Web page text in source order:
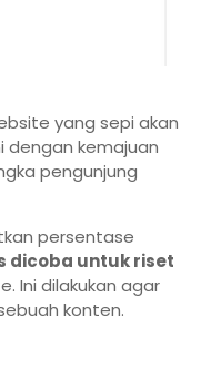
yang sepi akan
dengan kemajuan
pengunjung
persentase
dicoba untuk riset
Ini dilakukan agar
konten.